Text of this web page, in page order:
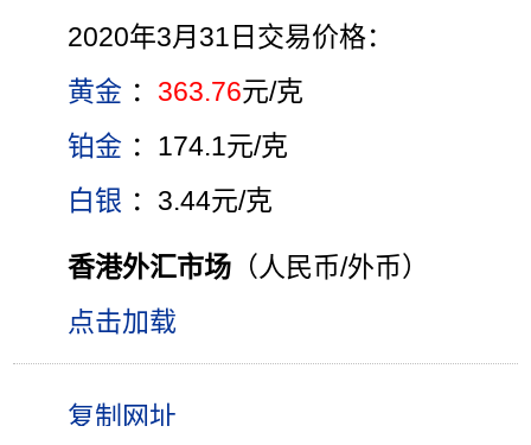
2020年3月31日交易价格：
黄金 ： 363.76元/克
铂金 ：174.1元/克
白银 ：3.44元/克
香港外汇市场 （人民币/外币）
点击加载